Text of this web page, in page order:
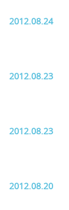
2012.08.24
2012.08.23
2012.08.23
2012.08.20